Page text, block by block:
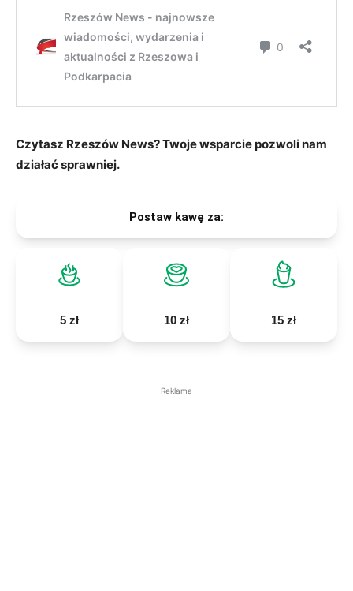
Czytasz Rzeszów News? Twoje wsparcie pozwoli nam
działać sprawniej.
Postaw kawę za:
5 zł 10 zł 15 zł
Reklama